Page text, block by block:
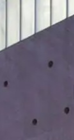
Visita en grupo
Visita accesible
Visita virtual
Actividades